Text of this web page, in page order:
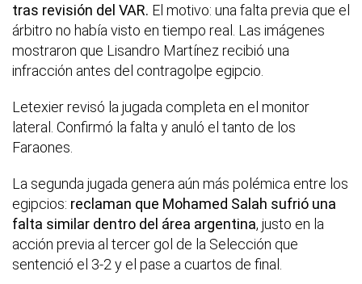
tras revisión del VAR. El motivo: una falta previa que el
árbitro no había visto en tiempo real. Las imágenes
mostraron que Lisandro Martínez recibió una
infracción antes del contragolpe egipcio.
Letexier revisó la jugada completa en el monitor
lateral. Confirmó la falta y anuló el tanto de los
Faraones.
La segunda jugada genera aún más polémica entre los
egipcios: reclaman que Mohamed Salah sufrió una
falta similar dentro del área argentina, justo en la
acción previa al tercer gol de la Selección que
sentenció el 3-2 y el pase a cuartos de final.